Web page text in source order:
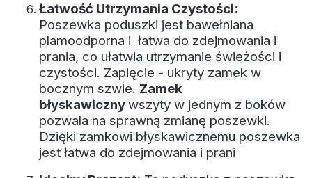
Łatwość Utrzymania Czystości:
Poszewka poduszki jest bawełniana
plamoodporna i łatwa do zdejmowania i
prania, co ułatwia utrzymanie świeżości i
czystości. Zapięcie - ukryty zamek w
bocznym szwie. Zamek
błyskawicznywszyty w jednym z boków
pozwala na sprawną zmianę poszewki.
Dzięki zamkowi błyskawicznemu poszewka
jest łatwa do zdejmowania i prani